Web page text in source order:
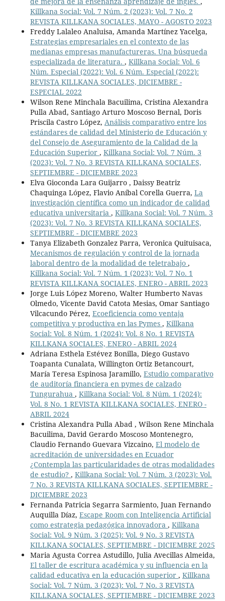
Killkana Social: Vol. 7 Núm. 2 (2023): Vol. 7 No. 2
REVISTA KILLKANA SOCIALES, MAYO - AGOSTO 2023
Freddy Lalaleo Analuisa, Amanda Martínez Yacelga,
Estrategias empresariales en el contexto de las
medianas empresas manufactureras. Una búsqueda
especializada de literatura. , Killkana Social: Vol. 6
Núm. Especial (2022): Vol. 6 Núm. Especial (2022):
REVISTA KILLKANA SOCIALES, DICIEMBRE -
ESPECIAL 2022
Wilson Rene Minchala Bacuilima, Cristina Alexandra
Pulla Abad, Santiago Arturo Moscoso Bernal, Doris
Priscila Castro López, Análisis comparativo entre los
estándares de calidad del Ministerio de Educación y
del Consejo de Aseguramiento de la Calidad de la
Educación Superior , Killkana Social: Vol. 7 Núm. 3
(2023): Vol. 7 No. 3 REVISTA KILLKANA SOCIALES,
SEPTIEMBRE - DICIEMBRE 2023
Elva Gioconda Lara Guijarro , Daissy Beatriz
Chaquinga López, Flavio Aníbal Corella Guerra, La
investigación científica como un indicador de calidad
educativa universitaria , Killkana Social: Vol. 7 Núm. 3
(2023): Vol. 7 No. 3 REVISTA KILLKANA SOCIALES,
SEPTIEMBRE - DICIEMBRE 2023
Tanya Elizabeth Gonzalez Parra, Veronica Quituisaca,
Mecanismos de regulación y control de la jornada
laboral dentro de la modalidad de teletrabajo ,
Killkana Social: Vol. 7 Núm. 1 (2023): Vol. 7 No. 1
REVISTA KILLKANA SOCIALES, ENERO - ABRIL 2023
Jorge Luis López Moreno, Walter Humberto Navas
Olmedo, Vicente David Catota Mesias, Omar Santiago
Vilcacundo Pérez, Ecoeficiencia como ventaja
competitiva y productiva en las Pymes , Killkana
Social: Vol. 8 Núm. 1 (2024): Vol. 8 No. 1 REVISTA
KILLKANA SOCIALES, ENERO - ABRIL 2024
Adriana Esthela Estévez Bonilla, Diego Gustavo
Toapanta Cunalata, Willington Ortiz Betancourt,
María Teresa Espinosa Jaramillo, Estudio comparativo
de auditoría financiera en pymes de calzado
Tungurahua , Killkana Social: Vol. 8 Núm. 1 (2024):
Vol. 8 No. 1 REVISTA KILLKANA SOCIALES, ENERO -
ABRIL 2024
Cristina Alexandra Pulla Abad , Wilson Rene Minchala
Bacuilima, David Gerardo Moscoso Montenegro,
Claudio Fernando Guevara Vizcaino, El modelo de
acreditación de universidades en Ecuador
¿Contempla las particularidades de otras modalidades
de estudio? , Killkana Social: Vol. 7 Núm. 3 (2023): Vol.
7 No. 3 REVISTA KILLKANA SOCIALES, SEPTIEMBRE -
DICIEMBRE 2023
Fernanda Patricia Segarra Sarmiento, Juan Fernando
Auquilla Díaz, Escape Room con Inteligencia Artificial
como estrategia pedagógica innovadora , Killkana
Social: Vol. 9 Núm. 3 (2025): Vol. 9 No. 3 REVISTA
KILLKANA SOCIALES, SEPTIEMBRE - DICIEMBRE 2025
Maria Agusta Correa Astudillo, Julia Avecillas Almeida,
El taller de escritura académica y su influencia en la
calidad educativa en la educación superior , Killkana
Social: Vol. 7 Núm. 3 (2023): Vol. 7 No. 3 REVISTA
KILLKANA SOCIALES, SEPTIEMBRE - DICIEMBRE 2023